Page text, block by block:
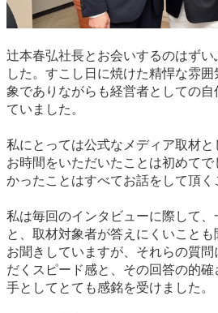
辻本春弘社長とお会いするのはず
した。すこし日に焼けた精悍な雰
象でありながらも経営者としての自
ていました。
私にとっては公式なメディア取材
お時間をいただいたことは初めて
かったことはすべてお話をして頂く
私は毎回のインタビューに際して
と、取材対象者が答えにくいこと
お聞きしていますが、それらの質
だくスピード感と、その回答の的
手としてとても感銘を受けました。